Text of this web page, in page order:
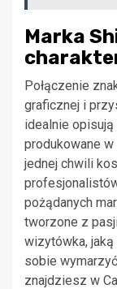
Marka
Połączenie
graficznej i
idealnie opisują
produkowane w
jednej chwili
pożądanych
tworzone z
wizytówka,
sobie
znajdziesz w